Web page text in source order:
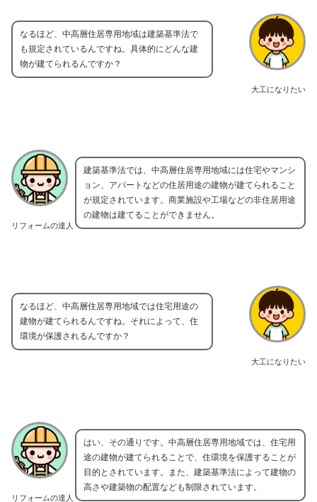
大工になりたい
なるほど、中高層住居専用地域は建築基準法で
も規定されているんですね。具体的にどんな建
物が建てられるんですか？
リフォームの達人
建築基準法では、中高層住居専用地域には住宅やマンシ
ョン、アパートなどの住居用途の建物が建てられること
が規定されています。商業施設や工場などの非住居用途
の建物は建てることができません。
大工になりたい
なるほど、中高層住居専用地域では住宅用途の
建物が建てられるんですね。それによって、住
環境が保護されるんですか？
リフォームの達人
はい、その通りです。中高層住居専用地域では、住宅用
途の建物が建てられることで、住環境を保護することが
目的とされています。また、建築基準法によって建物の
高さや建築物の配置なども制限されています。